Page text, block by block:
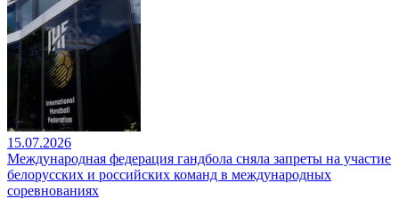
15.07.2026
Международная федерация гандбола сняла запреты на участие
белорусских и российских команд в международных
соревнованиях